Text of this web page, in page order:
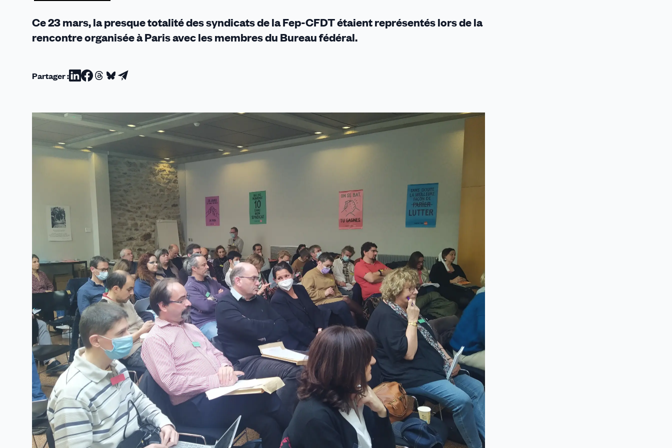
Ce 23 mars, la presque totalité des syndicats de la Fep-CFDT étaient représentés lors de la
rencontre organisée à Paris avec les membres du Bureau fédéral.
Partager :Partager
Linkedin
Partager
Facebook
Partager
Threads
Partager
Bluesky
Partager
email